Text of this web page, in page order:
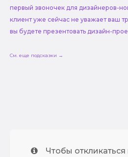
первый звоночек для дизайнеров-
клиент уже сейчас не уважает ваш
вы будете презентовать дизайн-
См. еще подсказки →
Чтобы